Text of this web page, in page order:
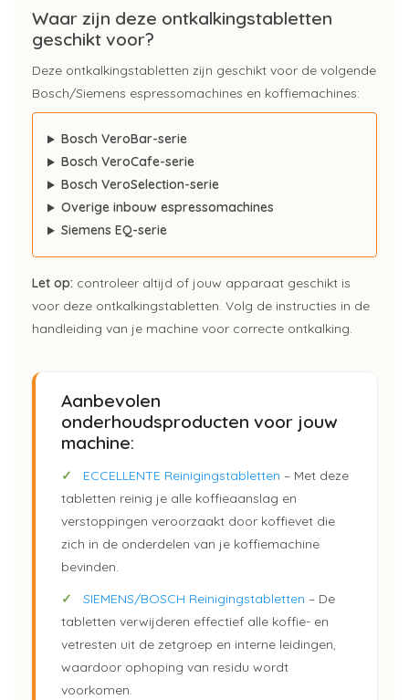
Waar zijn deze ontkalkingstabletten
geschikt voor?
Deze ontkalkingstabletten zijn geschikt voor de volgende
Bosch/Siemens espressomachines en koffiemachines:
Bosch VeroBar-serie
Bosch VeroCafe-serie
Bosch VeroSelection-serie
Overige inbouw espressomachines
Siemens EQ-serie
Let op: controleer altijd of jouw apparaat geschikt is
voor deze ontkalkingstabletten. Volg de instructies in de
handleiding van je machine voor correcte ontkalking.
Aanbevolen
onderhoudsproducten voor jouw
machine:
✓ ECCELLENTE Reinigingstabletten – Met deze
tabletten reinig je alle koffieaanslag en
verstoppingen veroorzaakt door koffievet die
zich in de onderdelen van je koffiemachine
bevinden.
✓
SIEMENS/BOSCH Reinigingstabletten – De
tabletten verwijderen effectief alle koffie- en
vetresten uit de zetgroep en interne leidingen,
waardoor ophoping van residu wordt
voorkomen.